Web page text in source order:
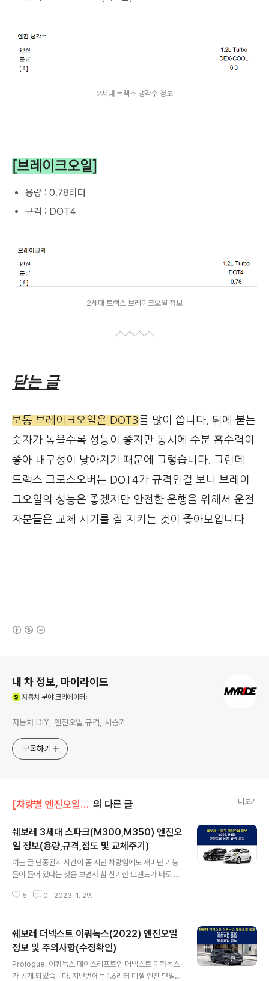
2세대 트랙스 냉각수 정보
[브레이크오일]
용량 : 0.78리터
규격 : DOT4
2세대 트랙스 브레이크오일 정보
닫는 글
보통 브레이크오일은 DOT3를 많이 씁니다. 뒤에 붙는
숫자가 높을수록 성능이 좋지만 동시에 수분 흡수력이
좋아 내구성이 낮아지기 때문에 그렇습니다. 그런데
트랙스 크로스오버는 DOT4가 규격인걸 보니 브레이
크오일의 성능은 좋겠지만 안전한 운행을 위해서 운전
자분들은 교체 시기를 잘 지키는 것이 좋아보입니다.
내 차 정보, 마이라이드
자동차분야 크리에이터
자동차 DIY, 엔진오일 규격, 시승기
구독하기
[차량별 엔진오일 정보]/쉐보레 엔진오일 의 다른 글 더보기
쉐보레 3세대 스파크(M300,M350) 엔진오
일 정보(용량,규격,점도 및 교체주기)
여는 글 단종된지 시간이 좀 지난 차량임에도 재미난 기능
들이 들어 있다는 것을 보면서 참 신기한 브랜드가 바로 쉐
리 이후에 교체하라고 명시되어 있는데 이 당시 출시되었
히 스파크 수동 한 대 구입해서 도심에서 편하게 굴려볼까
하는 생각도 드는군요. 일단 쉐보레 차량 자체가 중고차 가
격이 좋은 편이고 거기에 수동이라면 더욱 더 가격이 착할
것이니 때문입니다. 차량 코드명 M300 또는 후기형 M35
5 0 2023. 1. 29.
쉐보레 더넥스트 이쿼녹스(2022) 엔진오일
정보 및 주의사항(수정확인)
Prologue. 이쿼녹스 페이스리프트인 더넥스트 이쿼녹스
가 공개 되었습니다. 지난번에는 1.6리터 디젤 엔진 단일